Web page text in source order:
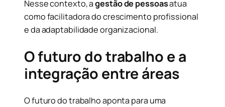
Nesse contexto, agestão de pessoasatua
como facilitadora do crescimento profissional
e da adaptabilidade organizacional.
O futuro do trabalho e a
integração entre áreas
O futuro do trabalho aponta para uma